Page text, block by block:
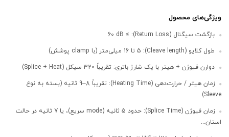
ویژگی‌های محصول
بازگشت سیگنال (Return Loss): ≥ 60 dB
طول کلایو (Cleave length): 5 تا 16 میلی‌متر (با clamp پوشش)
دوارن فیوژن + هیتر با یک شارژ باتری: تقریباً 320 سیکل (Splice + Heat)
زمان هیتر / حرارت‌دهی (Heating Time): تقریباً 8–9 ثانیه (بسته به نوع
Sleeve)
زمان فیوژن (Splice Time): حدود 5 ثانیه (mode سریع)، یا 7 ثانیه در حالت
استان...